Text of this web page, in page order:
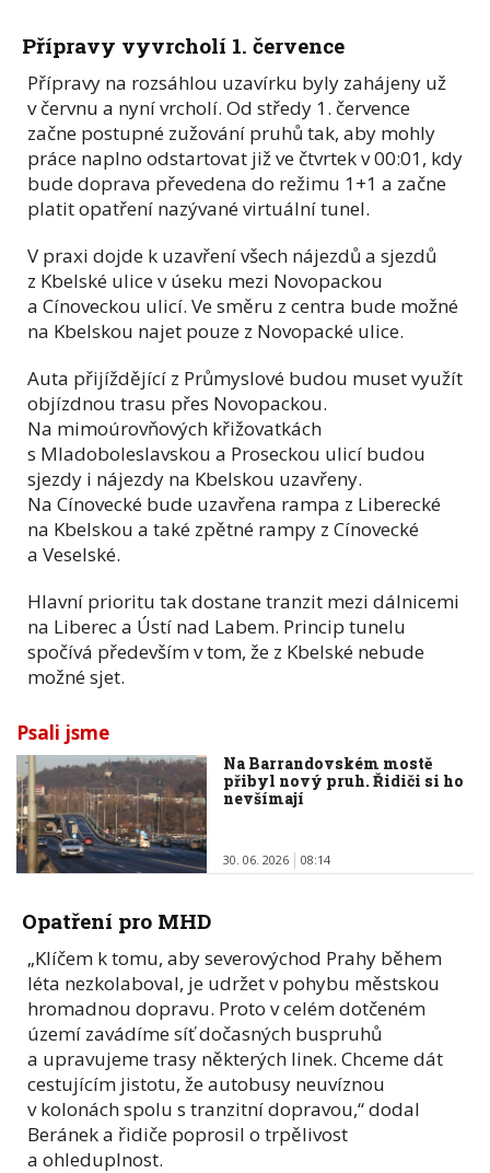
Přípravy vyvrcholí 1. července
Přípravy na rozsáhlou uzavírku byly zahájeny už
v červnu a nyní vrcholí. Od středy 1. července
začne postupné zužování pruhů tak, aby mohly
práce naplno odstartovat již ve čtvrtek v 00:01, kdy
bude doprava převedena do režimu 1+1 a začne
platit opatření nazývané virtuální tunel.
V praxi dojde k uzavření všech nájezdů a sjezdů
z Kbelské ulice v úseku mezi Novopackou
a Cínoveckou ulicí. Ve směru z centra bude možné
na Kbelskou najet pouze z Novopacké ulice.
Auta přijíždějící z Průmyslové budou muset využít
objízdnou trasu přes Novopackou.
Na mimoúrovňových křižovatkách
s Mladoboleslavskou a Proseckou ulicí budou
sjezdy i nájezdy na Kbelskou uzavřeny.
Na Cínovecké bude uzavřena rampa z Liberecké
na Kbelskou a také zpětné rampy z Cínovecké
a Veselské.
Hlavní prioritu tak dostane tranzit mezi dálnicemi
na Liberec a Ústí nad Labem. Princip tunelu
spočívá především v tom, že z Kbelské nebude
možné sjet.
Psali jsme
Na Barrandovském mostě
přibyl nový pruh. Řidiči si ho
nevšímají
30. 06. 2026 08:14
Opatření pro MHD
„Klíčem k tomu, aby severovýchod Prahy během
léta nezkolaboval, je udržet v pohybu městskou
hromadnou dopravu. Proto v celém dotčeném
území zavádíme síť dočasných buspruhů
a upravujeme trasy některých linek. Chceme dát
cestujícím jistotu, že autobusy neuvíznou
v kolonách spolu s tranzitní dopravou,“ dodal
Beránek a řidiče poprosil o trpělivost
a ohleduplnost.